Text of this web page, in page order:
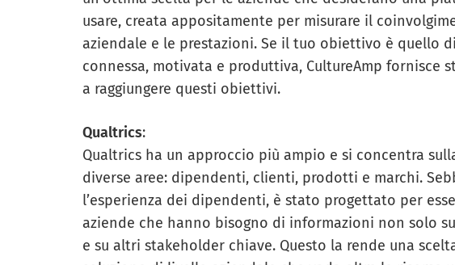
usare, creata appositamente per misurare il
aziendale e le prestazioni. Se il tuo obiettivo è quello
connessa, motivata e produttiva, CultureAmp fornisce
a raggiungere questi obiettivi.
Qualtrics:
Qualtrics ha un approccio più ampio e si concentra
diverse aree: dipendenti, clienti, prodotti e marchi.
l’esperienza dei dipendenti, è stato progettato per
aziende che hanno bisogno di informazioni non solo
e su altri stakeholder chiave. Questo la rende una